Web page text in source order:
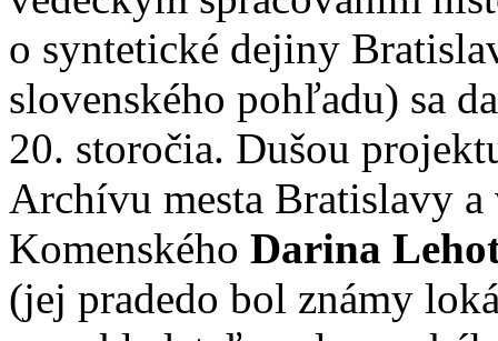
o syntetické dejiny
slovenského pohľadu) sa
20. storočia. Dušou
Archívu mesta Bratislavy
Komenského Darina
(jej pradedo bol známy